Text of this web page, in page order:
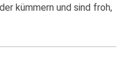
kümmern und sind froh,